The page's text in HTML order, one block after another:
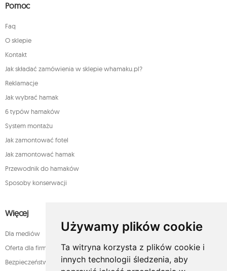
Używamy plików cookie
Ta witryna korzysta z plików cookie i
innych technologii śledzenia, aby
Pomoc
Faq
O sklepie
Kontakt
Jak składać zamówienia w sklepie whamaku.pl?
Reklamacje
Jak wybrać hamak
6 typów hamaków
System montażu
Jak zamontować fotel
Jak zamontować hamak
Przewodnik do hamaków
Sposoby konserwacji
Więcej
Dla mediów
Oferta dla firm
Bezpieczeństwo płatności